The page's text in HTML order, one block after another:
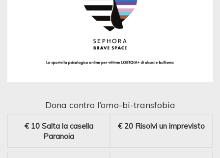
Dona contro l’omo-bi-transfobia
€ 10 Salta la casella
Paranoia
€ 20 Risolvi un imprevisto